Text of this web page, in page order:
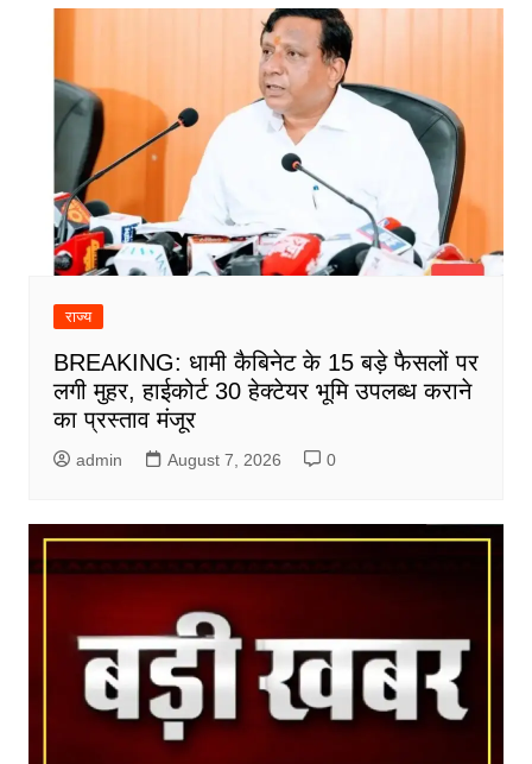
राज्य
BREAKING: धामी कैबिनेट के 15 बड़े फैसलों पर
लगी मुहर, हाईकोर्ट 30 हेक्टेयर भूमि उपलब्ध कराने
का प्रस्ताव मंजूर
admin August 7, 2026 0